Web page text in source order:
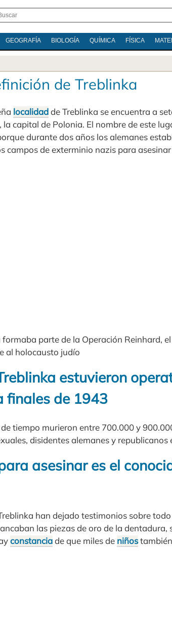
GEOGRAFÍA BIOLOGÍA QUÍMICA FÍSICA
de Treblinka
localidadde Treblinka se encuentra a
la capital de Polonia. El nombre de este
durante dos años los alemanes
campos de exterminio nazis para
parte de la Operación Reinhard,
al holocausto judío
estuvieron
finales de 1943
tiempo murieron entre 700.000 y
disidentes alemanes y republicanos
asesinar es el
han dejado testimonios sobre
las piezas de oro de la dentadura,
constanciade que miles de niños